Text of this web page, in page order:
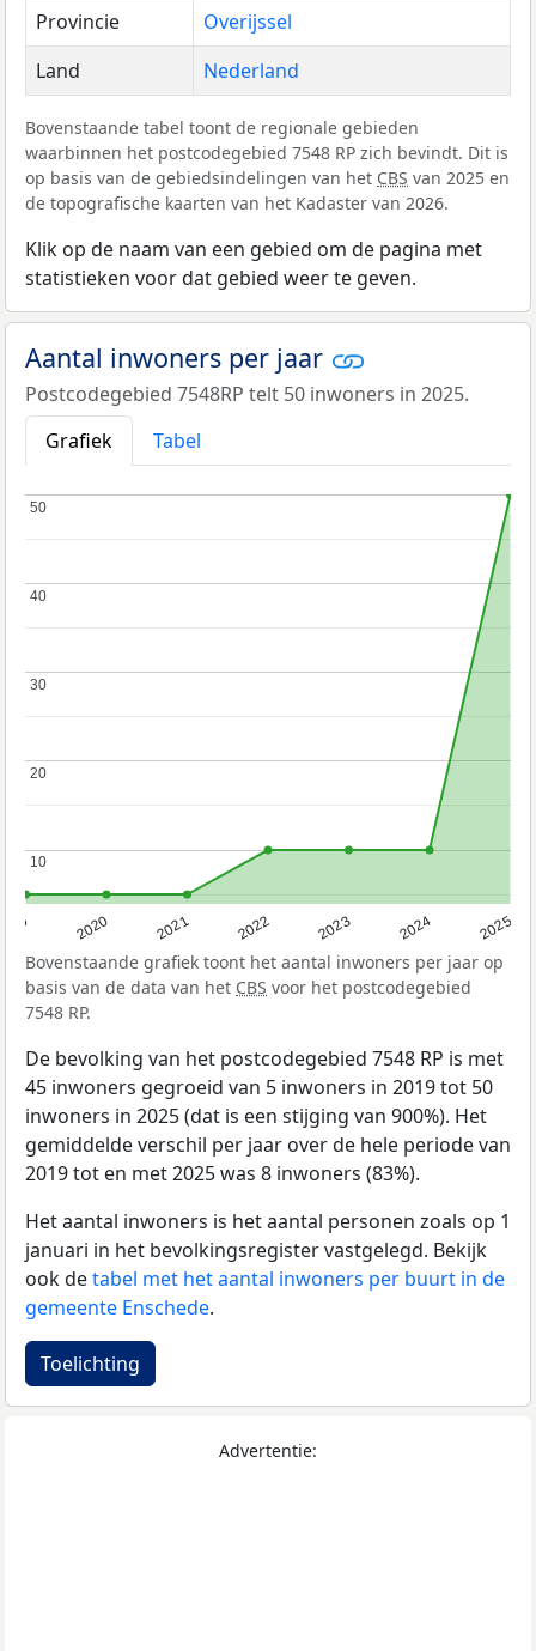
Provincie
Overijssel
Land
Nederland
Bovenstaande tabel toont de regionale gebieden
waarbinnen het postcodegebied 7548 RP zich bevindt. Dit is
op basis van de gebiedsindelingen van het CBS van 2025 en
de topografische kaarten van het Kadaster van 2026.
Klik op de naam van een gebied om de pagina met
statistieken voor dat gebied weer te geven.
Aantal inwoners per jaar
Postcodegebied 7548RP telt 50 inwoners in 2025.
Grafiek
Tabel
2020 2021 2022 2023 2024 2025
10
10
20
20
30
30
40
40
50
50
Bovenstaande grafiek toont het aantal inwoners per jaar op
basis van de data van het CBS voor het postcodegebied
7548 RP.
De bevolking van het postcodegebied 7548 RP is met
45 inwoners gegroeid van 5 inwoners in 2019 tot 50
inwoners in 2025 (dat is een stijging van 900%). Het
gemiddelde verschil per jaar over de hele periode van
2019 tot en met 2025 was 8 inwoners (83%).
Het aantal inwoners is het aantal personen zoals op 1
januari in het bevolkingsregister vastgelegd. Bekijk
ook detabel met het aantal inwoners per buurt in de
gemeente Enschede.
Toelichting
Advertentie: